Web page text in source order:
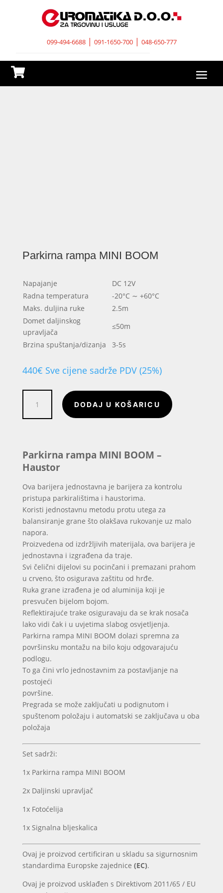
099-494-6688| 091-1650-700| 048-650-777

Parkirna rampa MINI BOOM
Napajanje
DC 12V
Radna temperatura
-20°C ∼ +60°C
Maks. duljina ruke
2.5m
Domet daljinskog
upravljača
≤50m
Brzina spuštanja/dizanja
3-5s
440€ Sve cijene sadrže PDV (25%)
rampa
MINI
DODAJ U KOŠARICU
Parkirna rampa MINI BOOM –
Haustor
Ova barijera jednostavna je barijera za kontrolu
pristupa parkiralištima i haustorima.
Koristi jednostavnu metodu protu utega za
balansiranje grane što olakšava rukovanje uz malo
napora.
Proizvedena od izdržljivih materijala, ova barijera je
jednostavna i izgrađena da traje.
Svi čelični dijelovi su pocinčani i premazani prahom
u crveno, što osigurava zaštitu od hrđe.
Ruka grane izrađena je od aluminija koji je
presvučen bijelom bojom.
Reflektirajuće trake osiguravaju da se krak nosača
lako vidi čak i u uvjetima slabog osvjetljenja.
Parkirna rampa MINI BOOM dolazi spremna za
površinsku montažu na bilo koju odgovarajuću
podlogu.
To ga čini vrlo jednostavnim za postavljanje na
postojeći
površine.
Pregrada se može zaključati u podignutom i
spuštenom položaju i automatski se zaključava u oba
položaja
Set sadrži:
1x Parkirna rampa MINI BOOM
2x Daljinski upravljač
1x Fotoćelija
1x Signalna bljeskalica
Ovaj je proizvod certificiran u skladu sa sigurnosnim
standardima Europske zajednice (EC).
Ovaj je proizvod usklađen s Direktivom 2011/65 / EU